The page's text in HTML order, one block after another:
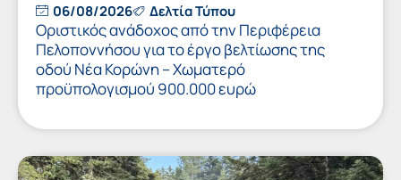
06/08/2026 Δελτία Τύπου
Οριστικός ανάδοχος από την Περιφέρεια
Πελοποννήσου για το έργο βελτίωσης της
οδού Νέα Κορώνη – Χωματερό
προϋπολογισμού 900.000 ευρώ